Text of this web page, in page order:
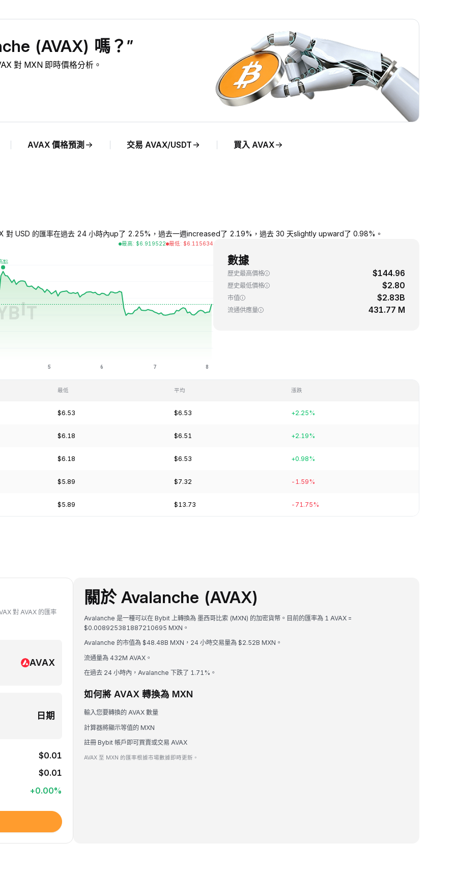
(AVAX) 嗎？”
對 MXN 即時價格分析。
AVAX 價格預測 交易 AVAX/USDT 買入 AVAX
對 USD 的匯率在過去 24 小時內up了 2.25%，過去一週increased了 2.19%，過去 30 天slightly upward了 0.98%。
最高: $6.919522 最低: $6.115634
數據
歷史最高價格 $144.96
歷史最低價格 $2.80
市值 $2.83B
流通供應量 431.77 M
最低 平均 漲跌
$6.53 $6.53 +2.25%
$6.18 $6.51 +2.19%
$6.18 $6.53 +0.98%
$5.89 $7.32 -1.59%
$5.89 $13.73 -71.75%
對 AVAX 的匯率
AVAX
日期
$0.01
$0.01
+0.00%
關於 Avalanche (AVAX)
Avalanche 是一種可以在 Bybit 上轉換為 墨西哥比索 (MXN) 的加密貨幣。目前的匯率為 1 AVAX =
$0.008925381887210695 MXN。
Avalanche 的市值為 $48.48B MXN，24 小時交易量為 $2.52B MXN。
流通量為 432M AVAX。
在過去 24 小時內，Avalanche 下跌了 1.71%。
如何將 AVAX 轉換為 MXN
輸入您要轉換的 AVAX 數量
計算器將顯示等值的 MXN
註冊 Bybit 帳戶即可買賣或交易 AVAX
AVAX 至 MXN 的匯率根據市場數據即時更新。